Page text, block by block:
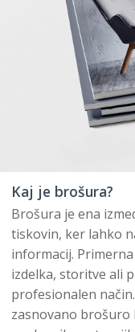
Kaj je brošura?
Brošura je ena
tiskovin, ker lahko
informacij.
izdelka, storitve ali
profesionalen
zasnovano